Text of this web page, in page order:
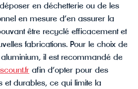
en déchetterie ou de les
en mesure d’en assurer la
être recyclé efficacement et
fabrications. Pour le choix de
il est recommandé de
afin d’opter pour des
et durables, ce qui limite la